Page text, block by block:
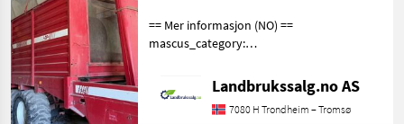
== Mer informasjon (NO) ==
mascus_category:
provide reference number
upon request: 9506 See
en.landbrukssalg.no/9506
Landbrukssalg.no AS
7080 H Trondheim – Tromsø